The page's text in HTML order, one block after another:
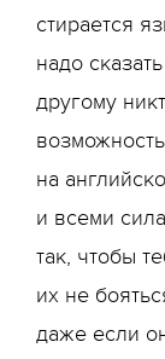
стирается
надо
другому
на
и всеми
так, чтобы
их не
даже если